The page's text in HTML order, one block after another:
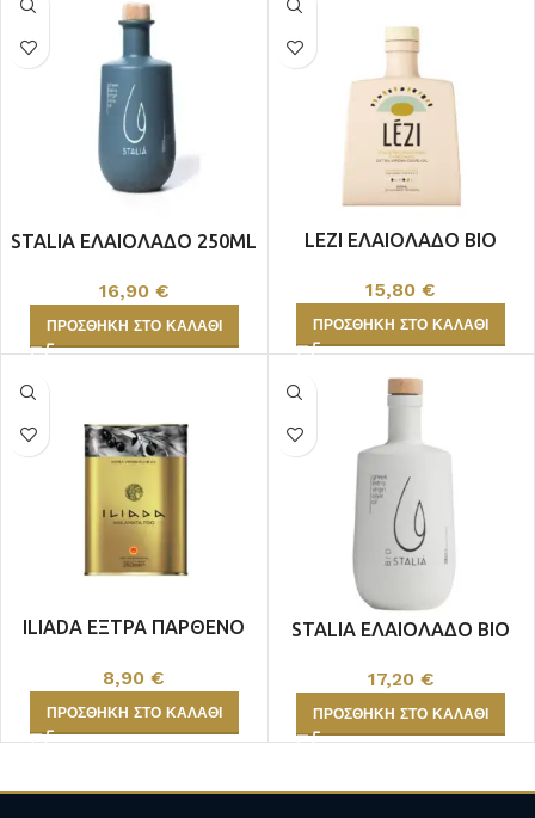
STALIA ΕΛΑΙΟΛΑΔΟ 250ML
16,90 €
ΠΡΟΣΘΉΚΗ ΣΤΟ ΚΑΛΆΘΙ
LEZI ΕΛΑΙΟΛΑΔΟ ΒΙΟ
15,80€
ΠΡΟΣΘΉΚΗ ΣΤΟ ΚΑΛΆΘΙ
ILIADA ΕΞΤΡΑ ΠΑΡΘΕΝΟ
8,90€
ΠΡΟΣΘΉΚΗ ΣΤΟ ΚΑΛΆΘΙ
STALIA ΕΛΑΙΟΛΑΔΟ BIO
17,20 €
ΠΡΟΣΘΉΚΗ ΣΤΟ ΚΑΛΆΘΙ